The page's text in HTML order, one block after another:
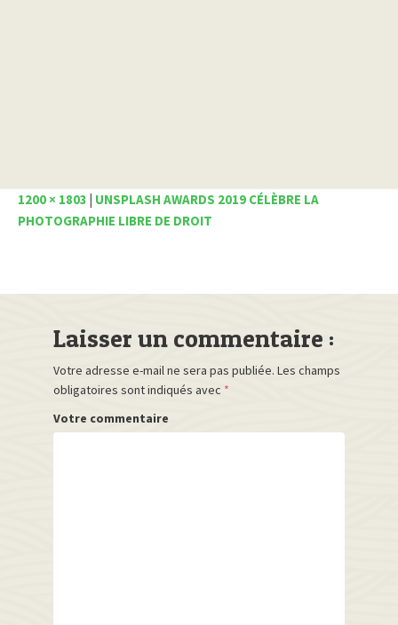
1200 × 1803 | UNSPLASH AWARDS 2019 CÉLÈBRE LA
PHOTOGRAPHIE LIBRE DE DROIT
Laisser un commentaire :
Votre adresse e-mail ne sera pas publiée. Les champs
obligatoires sont indiqués avec *
Votre commentaire